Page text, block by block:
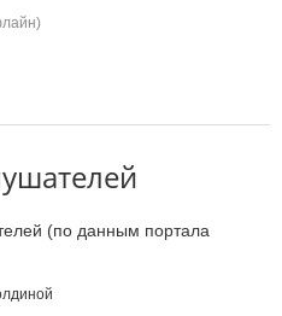
(по данным портала